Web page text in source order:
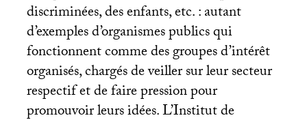
discriminées, des enfants, etc. : autant
d’exemples d’organismes publics qui
fonctionnent comme des groupes d’intérêt
organisés, chargés de veiller sur leur secteur
respectif et de faire pression pour
promouvoir leurs idées. L’Institut de